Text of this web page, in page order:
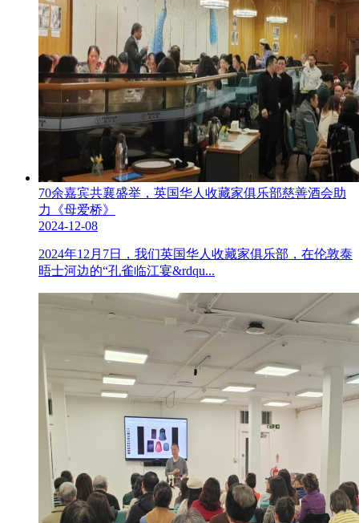
70余嘉宾共襄盛举，英国华人收藏家俱乐部慈善酒会助
力《母爱桥》
2024-12-08
2024年12月7日，我们英国华人收藏家俱乐部，在伦敦泰
晤士河边的“孔雀临江宴&rdqu...